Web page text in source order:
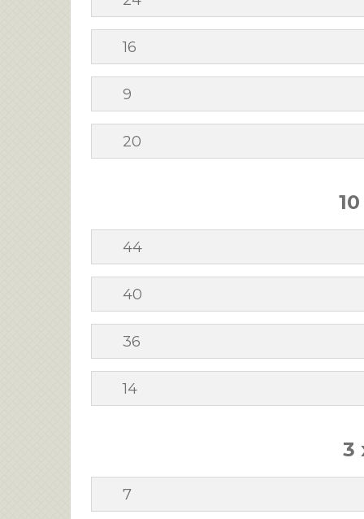
16
9
20
44
40
36
14
3
7